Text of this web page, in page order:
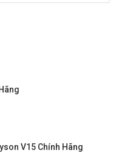
V15 Chính Hãng